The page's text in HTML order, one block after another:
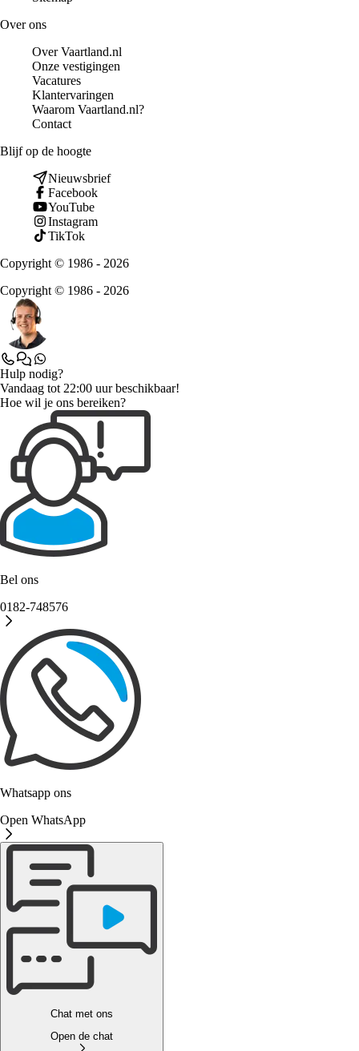
Over ons
Over Vaartland.nl
Onze vestigingen
Vacatures
Klantervaringen
Waarom Vaartland.nl?
Contact
Blijf op de hoogte
Nieuwsbrief
Facebook
YouTube
Instagram
TikTok
Copyright © 1986 - 2026
Copyright © 1986 - 2026
Hulp nodig?
Vandaag tot 22:00 uur beschikbaar!
Hoe wil je ons bereiken?
Bel ons
0182-748576
Whatsapp ons
Open WhatsApp
Chat met ons
Open de chat